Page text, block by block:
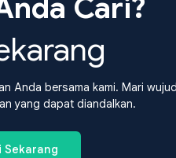
Cari?
Anda bersama kami. Mari
yang dapat diandalkan.
Sekarang